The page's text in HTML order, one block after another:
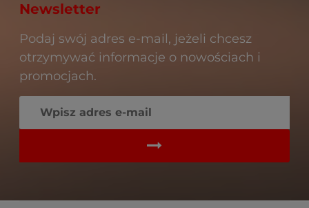
Newsletter
Podaj swój adres e-mail, jeżeli chcesz
otrzymywać informacje o nowościach i
promocjach.